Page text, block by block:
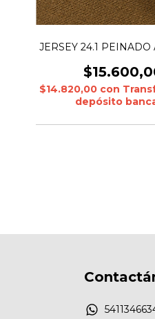
JERSEY 24.1 PEINADO
$14.820,00 con
depósito